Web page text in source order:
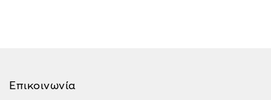
Επικοινωνία